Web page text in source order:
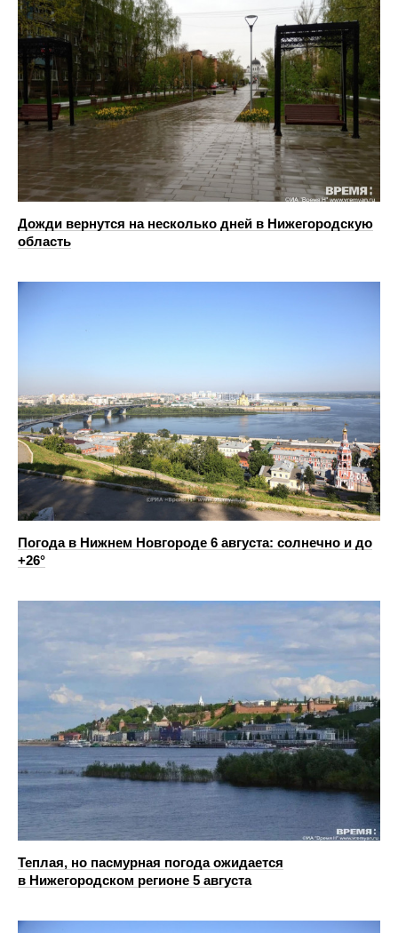
Дожди вернутся на несколько дней в Нижегородскую
область
Погода в Нижнем Новгороде 6 августа: солнечно и до
+26°
Теплая, но пасмурная погода ожидается
в Нижегородском регионе 5 августа